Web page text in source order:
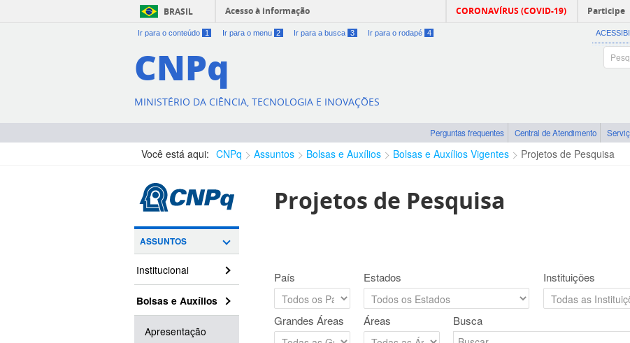
BRASIL Acesso à informação CORONAVÍRUS (COVID-19) Participe
Ir para o conteúdo 1 Ir para o menu 2 Ir para a busca 3 Ir para o rodapé 4
CNPq
MINISTÉRIO DA CIÊNCIA, TECNOLOGIA E INOVAÇÕES
Perguntas frequentes Central de Atendimento
Você está aqui: CNPq Assuntos Bolsas e Auxílios Bolsas e Auxílios Vigentes Projetos de Pesquisa
ASSUNTOS
Institucional
Bolsas e Auxílios
Apresentação
Projetos de Pesquisa
País Estados Instituições
Grandes Áreas Áreas Busca